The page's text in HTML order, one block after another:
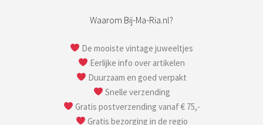
Waarom Bij-Ma-Ria.nl?
De mooiste vintage juweeltjes
Eerlijke info over artikelen
Duurzaam en goed verpakt
Snelle verzending
Gratis postverzending vanaf € 75,-
Gratis bezorging in de regio